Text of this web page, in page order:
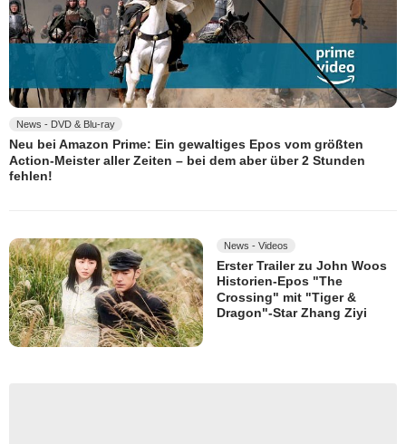
News - DVD & Blu-ray
Neu bei Amazon Prime: Ein gewaltiges Epos vom größten
Action-Meister aller Zeiten – bei dem aber über 2 Stunden
fehlen!
News - Videos
Erster Trailer zu John Woos
Historien-Epos "The
Crossing" mit "Tiger &
Dragon"-Star Zhang Ziyi